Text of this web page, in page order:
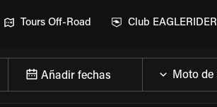
Tours Off-Road Club EAGLERIDER
Añadir fechas